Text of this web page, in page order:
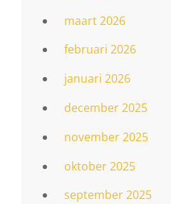
maart 2026
februari 2026
januari 2026
december 2025
november 2025
oktober 2025
september 2025